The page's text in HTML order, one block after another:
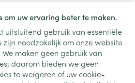
om uw ervaring beter te maken.
uitsluitend gebruik van essentiële
zijn noodzakelijk om onze website
maken geen gebruik van
daarom bieden we geen
te weigeren of uw cookie-